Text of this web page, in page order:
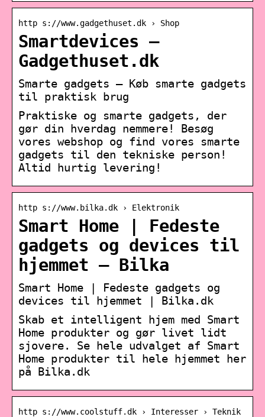
http s://www.gadgethuset.dk › Shop
Smartdevices –
Gadgethuset.dk
Smarte gadgets – Køb smarte gadgets
til praktisk brug
Praktiske og smarte gadgets, der
gør din hverdag nemmere! Besøg
vores webshop og find vores smarte
gadgets til den tekniske person!
Altid hurtig levering!
http s://www.bilka.dk › Elektronik
Smart Home | Fedeste
gadgets og devices til
hjemmet – Bilka
Smart Home | Fedeste gadgets og
devices til hjemmet | Bilka.dk
Skab et intelligent hjem med Smart
Home produkter og gør livet lidt
sjovere. Se hele udvalget af Smart
Home produkter til hele hjemmet her
på Bilka.dk
http s://www.coolstuff.dk › Interesser › Teknik